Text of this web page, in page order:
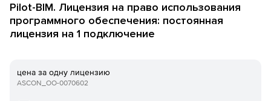
Pilot-BIM. Лицензия на право использования
программного обеспечения: постоянная
лицензия на 1 подключение
цена за одну лицензию
ASCON_ОО-0070602